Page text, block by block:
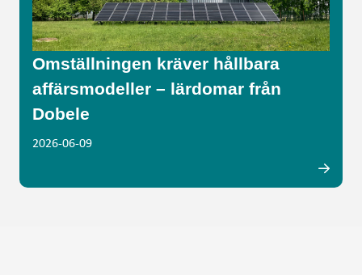
Omställningen kräver hållbara
affärsmodeller – lärdomar från
Dobele
2026-06-09